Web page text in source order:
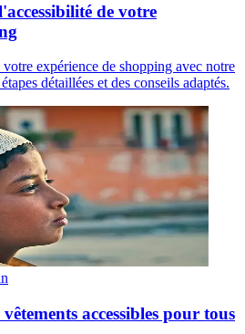
de votre
expérience de shopping avec notre
détaillées et des conseils adaptés.
accessibles pour tous